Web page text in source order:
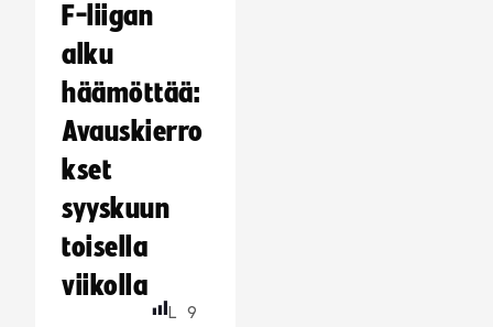
F-liigan
alku
häämöttää:
Avauskierro
kset
syyskuun
toisella
viikolla
L 9